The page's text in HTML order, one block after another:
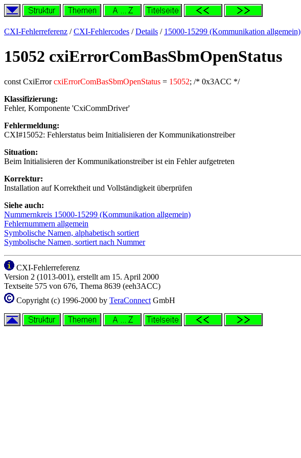
CXI-Fehlerreferenz /CXI-Fehlercodes /Details / 15000-15299 (Kommunikation allgemein)
15052 cxiErrorComBasSbmOpenStatus
const CxiErrorcxiErrorComBasSbmOpenStatus = 15052; /* 0x3ACC */
Klassifizierung:
Fehler, Komponente 'CxiCommDriver'
Fehlermeldung:
CXI#15052: Fehlerstatus beim Initialisieren der Kommunikationstreiber
Situation:
Beim Initialisieren der Kommunikationstreiber ist ein Fehler aufgetreten
Korrektur:
Installation auf Korrektheit und Vollständigkeit überprüfen
Siehe auch:
Nummernkreis 15000-15299 (Kommunikation allgemein)
Fehlernummern allgemein
Symbolische Namen, alphabetisch sortiert
Symbolische Namen, sortiert nach Nummer
CXI-Fehlerreferenz
Version 2 (1013-001), erstellt am 15. April 2000
Textseite 575 von 676, Thema 8639 (eeh3ACC)
Copyright (c) 1996-2000 by TeraConnect GmbH